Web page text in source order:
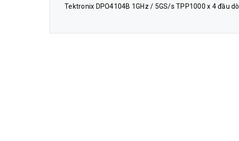
Tektronix DPO4104B 1GHz / 5GS/s TPP1000 x 4 đầu dò